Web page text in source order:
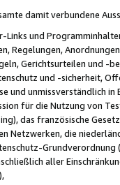
damit verbundene
Links und
Regelungen,
Gerichtsurteilen und -
und -sicherheit,
und unmissverständlich
für die Nutzung von
das französische
Netzwerken, die
aller